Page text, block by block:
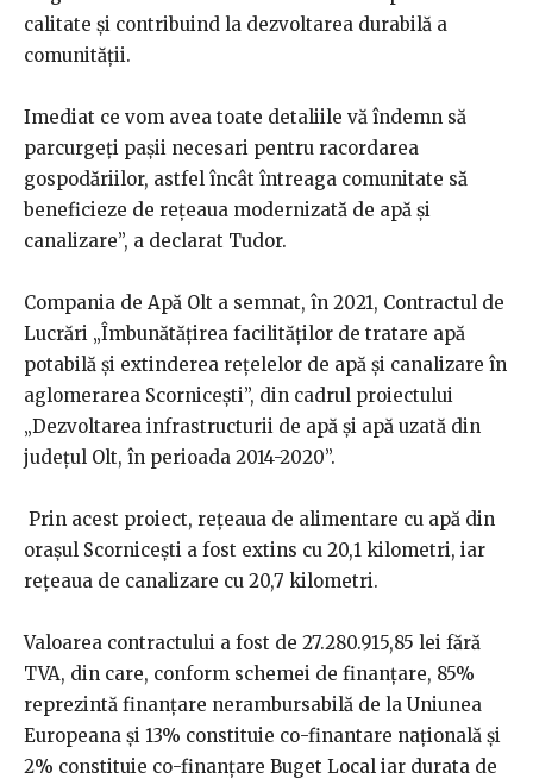
calitate și contribuind la dezvoltarea durabilă a
comunității.
Imediat ce vom avea toate detaliile vă îndemn să
parcurgeți pașii necesari pentru racordarea
gospodăriilor, astfel încât întreaga comunitate să
beneficieze de rețeaua modernizată de apă și
canalizare”, a declarat Tudor.
Compania de Apă Olt a semnat, în 2021, Contractul de
Lucrări „Îmbunătățirea facilităților de tratare apă
potabilă și extinderea rețelelor de apă și canalizare în
aglomerarea Scornicești”, din cadrul proiectului
„Dezvoltarea infrastructurii de apă și apă uzată din
județul Olt, în perioada 2014-2020”.
Prin acest proiect, rețeaua de alimentare cu apă din
orașul Scornicești a fost extins cu 20,1 kilometri, iar
rețeaua de canalizare cu 20,7 kilometri.
Valoarea contractului a fost de 27.280.915,85 lei fără
TVA, din care, conform schemei de finanțare, 85%
reprezintă finanțare nerambursabilă de la Uniunea
Europeana și 13% constituie co-finantare națională și
2% constituie co-finanțare Buget Local iar durata de